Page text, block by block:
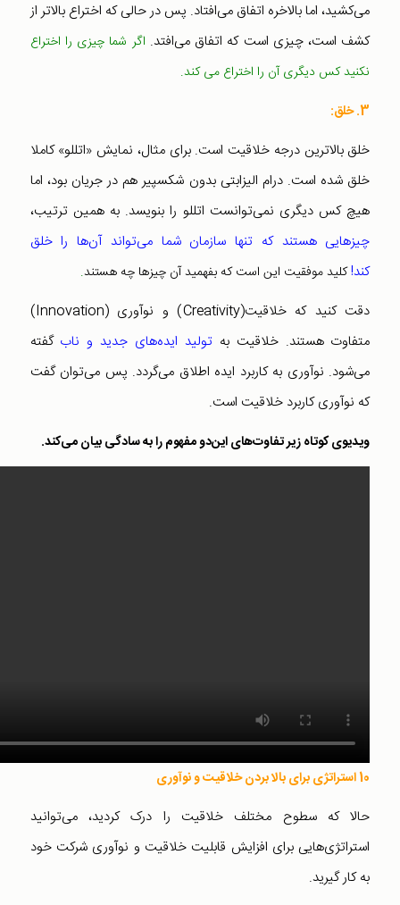
می‌کشید، اما بالاخره اتفاق می‌افتاد. پس در حالی که اختراع بالاتر از
کشف است، چیزی است که اتفاق می‌افتد. اگر شما چیزی را اختراع
نکنید کس دیگری آن را اختراع می کند.
3. خلق:
خلق بالاترین درجه خلاقیت است. برای مثال، نمایش «اتللو» کاملا
خلق شده است. درام الیزابتی بدون شکسپیر هم در جریان بود، اما
هیچ کس دیگری نمی‌توانست اتللو را بنویسد. به همین ترتیب،
چیزهایی هستند که تنها سازمان شما می‌تواند آن‌ها را خلق
کند!کلید موفقیت این است که بفهمید آن چیز‌ها چه هستند.
دقت کنید که خلاقیت(Creativity) و نوآوری (Innovation)
متفاوت هستند. خلاقیت به تولید ایده‌های جدید و ناب گفته
می‌شود. نوآوری به کاربرد ایده اطلاق می‌گردد. پس می‌توان گفت
که نوآوری کاربرد خلاقیت است.
ویدیوی کوتاه زیر تفاوت‌های این‌دو مفهوم را به سادگی بیان می‌کند.
10 استراتژی برای بالا بردن خلاقیت و نوآوری
حالا که سطوح مختلف خلاقیت را درک کردید، می‌توانید
استراتژی‌هایی برای افزایش قابلیت خلاقیت و نوآوری شرکت خود
به کار گیرید.